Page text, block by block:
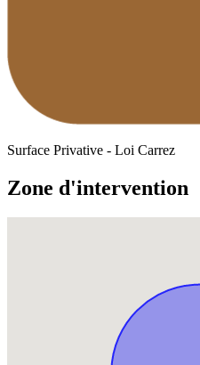
Surface Privative - Loi Carrez
Zone d'intervention